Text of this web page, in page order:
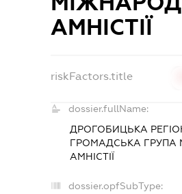
АМНІСТІЇ
riskFactors.title
dossier.fullName:
ДРОГОБИЦЬКА
ГРОМАДСЬКА ГРУПА
АМНІСТІЇ
dossier.opfSubType: